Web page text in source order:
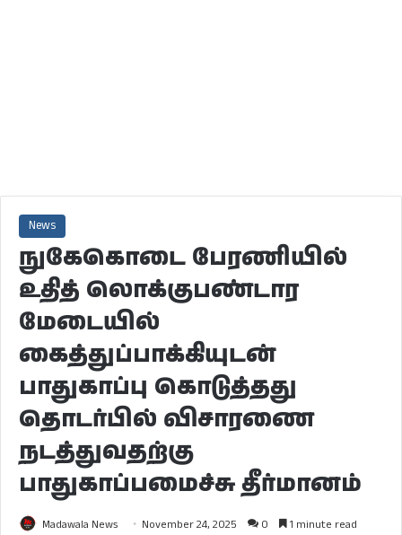
News
நுகேகொடை பேரணியில்
உதித் லொக்குபண்டார
மேடையில்
கைத்துப்பாக்கியுடன்
பாதுகாப்பு கொடுத்தது
தொடர்பில் விசாரணை
நடத்துவதற்கு
பாதுகாப்பமைச்சு தீர்மானம்
Madawala News November 24, 2025 0 1 minute read